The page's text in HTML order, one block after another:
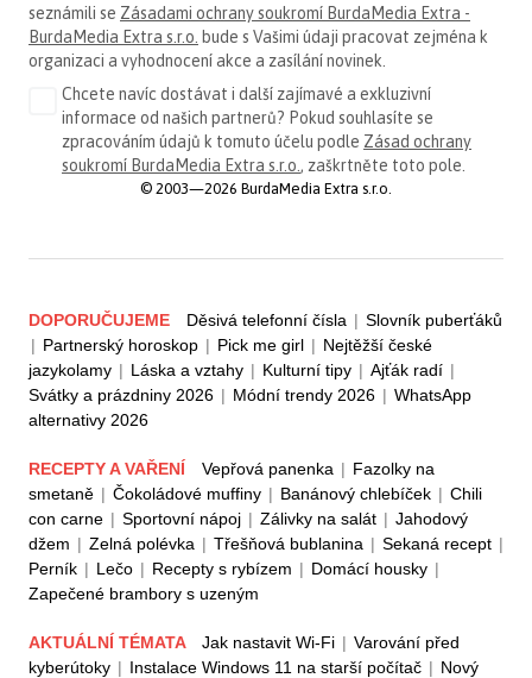
seznámili se Zásadami ochrany soukromí BurdaMedia Extra -
BurdaMedia Extra s.r.o. bude s Vašimi údaji pracovat zejména k
organizaci a vyhodnocení akce a zasílání novinek.
Chcete navíc dostávat i další zajímavé a exkluzivní
informace od našich partnerů? Pokud souhlasíte se
zpracováním údajů k tomuto účelu podle Zásad ochrany
soukromí BurdaMedia Extra s.r.o. , zaškrtněte toto pole.
© 2003—2026 BurdaMedia Extra s.r.o.
DOPORUČUJEME Děsivá telefonní čísla | Slovník puberťáků
| Partnerský horoskop | Pick me girl | Nejtěžší české
jazykolamy | Láska a vztahy | Kulturní tipy | Ajťák radí |
Svátky a prázdniny 2026 | Módní trendy 2026 | WhatsApp
alternativy 2026
RECEPTY A VAŘENÍ Vepřová panenka | Fazolky na
smetaně | Čokoládové muffiny | Banánový chlebíček | Chili
con carne | Sportovní nápoj | Zálivky na salát | Jahodový
džem | Zelná polévka | Třešňová bublanina | Sekaná recept |
Perník | Lečo | Recepty s rybízem | Domácí housky |
Zapečené brambory s uzeným
AKTUÁLNÍ TÉMATA Jak nastavit Wi-Fi | Varování před
kyberútoky | Instalace Windows 11 na starší počítač | Nový